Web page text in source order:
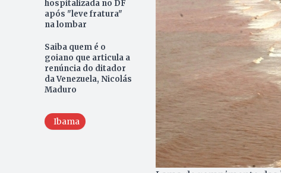
hospitalizada no DF
após "leve fratura"
na lombar
Saiba quem é o
goiano que articula a
renúncia do ditador
da Venezuela, Nicolás
Maduro
Ibama